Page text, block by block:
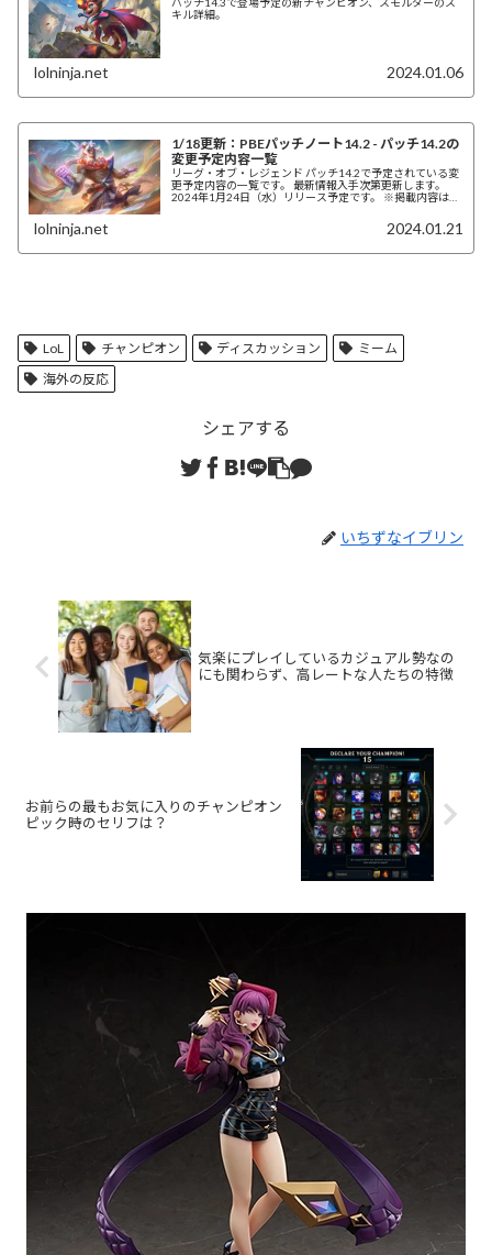
キル詳細。
lolninja.net 2024.01.06
1/18更新：PBEパッチノート14.2 - パッチ14.2の
変更予定内容一覧
リーグ・オブ・レジェンド パッチ14.2で予定されている変
更予定内容の一覧です。 最新情報入手次第更新します。
2024年1月24日（水）リリース予定です。 ※掲載内容は開
lolninja.net 2024.01.21
LoL チャンピオン ディスカッション
ミーム
海外の反応
シェアする
いちずなイブリン
気楽にプレイしているカジュアル勢なの
にも関わらず、高レートな人たちの特徴
お前らの最もお気に入りのチャンピオン
ピック時のセリフは？